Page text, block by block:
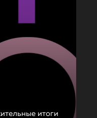
итоги